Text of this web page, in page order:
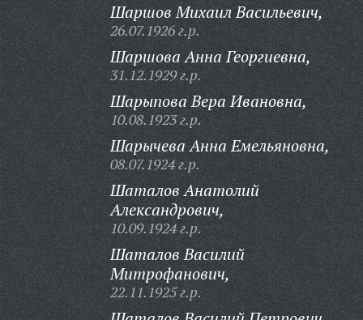
Шаршов Михаил Васильевич,
26.07.1926 г.р.
Шаршова Анна Георгиевна,
31.12.1929 г.р.
Шарыпова Вера Ивановна,
10.08.1923 г.р.
Шарычева Анна Емельяновна,
08.07.1924 г.р.
Шаталов Анатолий
Александрович,
10.09.1924 г.р.
Шаталов Василий
Митрофанович,
22.11.1925 г.р.